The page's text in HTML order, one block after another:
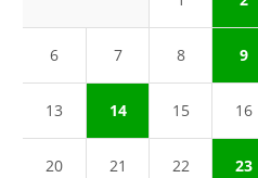
6 7 8 9
13 14 15 16
20 21 22 23